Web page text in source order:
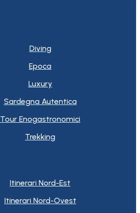
Diving
Epoca
Luxury
Sardegna Autentica
Tour Enogastronomici
Trekking
Itinerari Nord-Est
Itinerari Nord-Ovest